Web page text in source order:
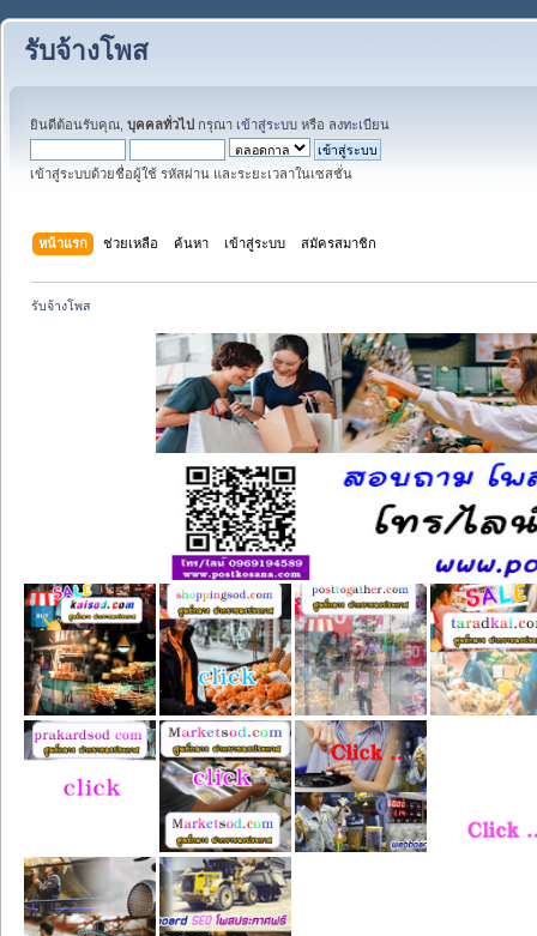
รับจ้างโพส
ยินดีต้อนรับคุณ, บุคคลทั่วไป กรุณา เข้าสู่ระบบ หรือ ลงทะเบียน
เข้าสู่ระบบด้วยชื่อผู้ใช้ รหัสผ่าน และระยะเวลาในเซสชั่น
หน้าแรก ช่วยเหลือ ค้นหา เข้าสู่ระบบ สมัครสมาชิก
รับจ้างโพส